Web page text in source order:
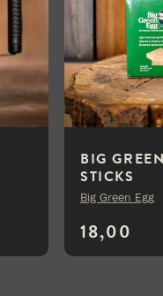
BIG
STICKS
18,00
Big Green Egg